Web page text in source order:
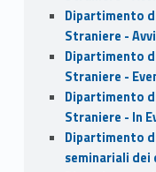
Dipartimento
Straniere -
Dipartimento
Straniere -
Dipartimento
Straniere - In
Dipartimento
seminariali